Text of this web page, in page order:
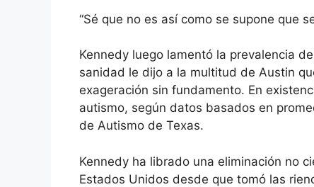
“Sé que no es así como se supone que
Kennedy luego lamentó la prevalencia
sanidad le dijo a la multitud de Austin
exageración sin fundamento. En
autismo, según datos basados ​​en
de Autismo de Texas.
Kennedy ha librado una eliminación no
Estados Unidos desde que tomó las